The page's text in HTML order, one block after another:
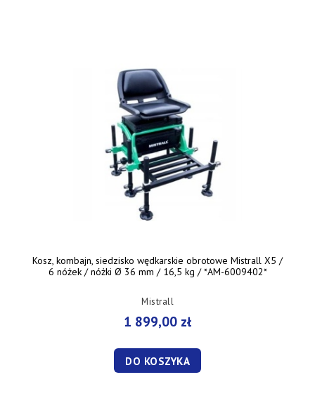
Kosz, kombajn, siedzisko wędkarskie obrotowe Mistrall X5 /
6 nóżek / nóżki Ø 36 mm / 16,5 kg / *AM-6009402*
Mistrall
1 899,00 zł
DO KOSZYKA